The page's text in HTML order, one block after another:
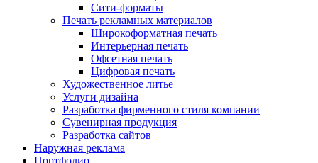
Сити-форматы
Печать рекламных материалов
Широкоформатная печать
Интерьерная печать
Офсетная печать
Цифровая печать
Художественное литье
Услуги дизайна
Разработка фирменного стиля компании
Сувенирная продукция
Разработка сайтов
Наружная реклама
Портфолио